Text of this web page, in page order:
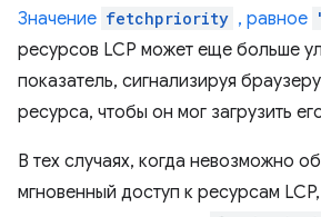
Значение fetchpriority , равное
ресурсов LCP может еще больше
показатель, сигнализируя
ресурса, чтобы он мог загрузить
В тех случаях, когда невозможно
мгновенный доступ к ресурсам